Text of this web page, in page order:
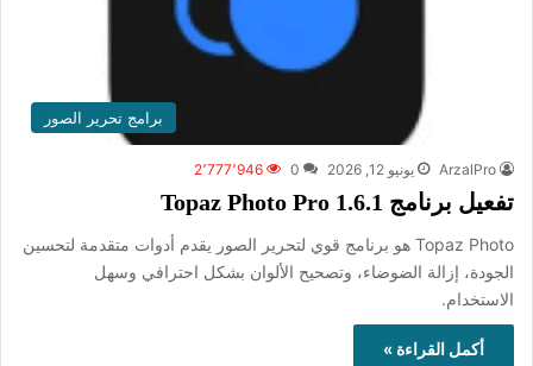
برامج تحرير الصور
ArzalPro يونيو 12, 2026 0 2٬777٬946
تفعيل برنامج Topaz Photo Pro 1.6.1
Topaz Photo هو برنامج قوي لتحرير الصور يقدم أدوات متقدمة لتحسين
الجودة، إزالة الضوضاء، وتصحيح الألوان بشكل احترافي وسهل
الاستخدام.
أكمل القراءة »